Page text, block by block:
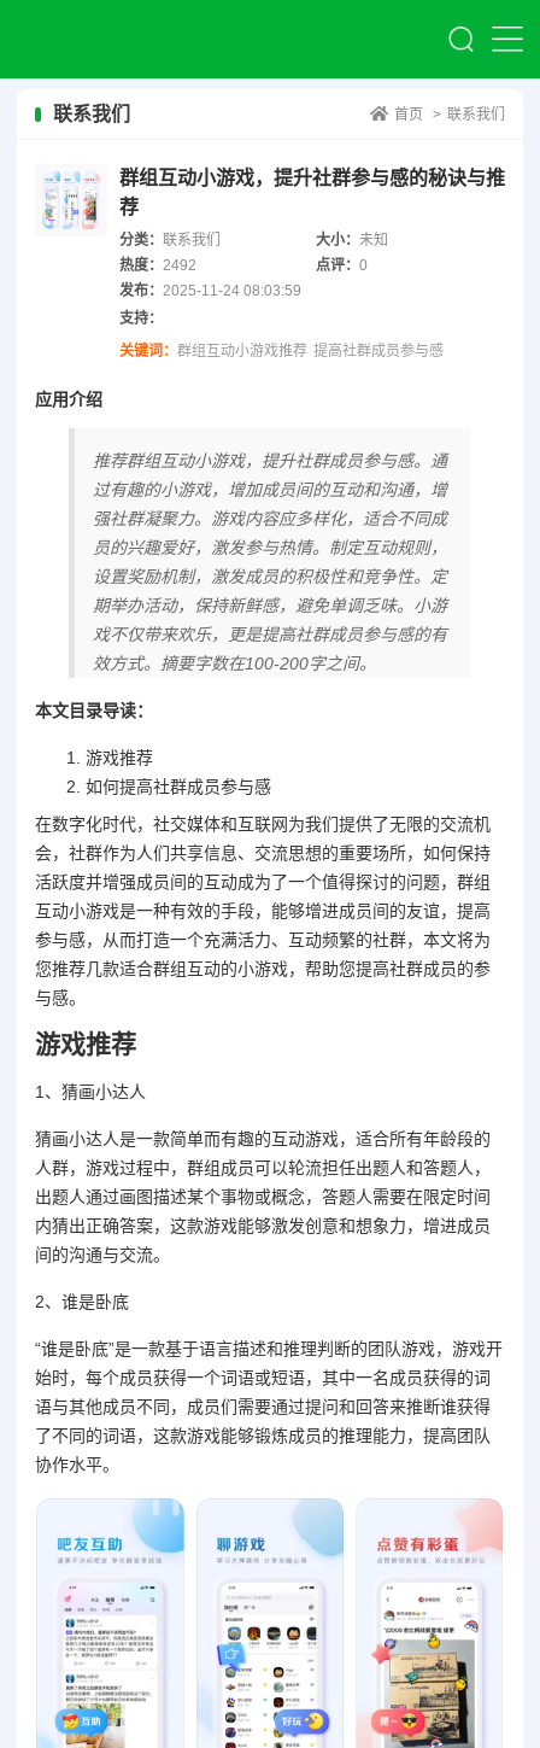
联系我们 首页 > 联系我们
群组互动小游戏，提升社群参与感的秘诀与推
荐
分类： 联系我们 大小：未知
热度： 2492 点评：0
发布： 2025-11-24 08:03:59
支持：
关键词： 群组互动小游戏推荐 提高社群成员参与感
应用介绍
推荐群组互动小游戏，提升社群成员参与感。通
过有趣的小游戏，增加成员间的互动和沟通，增
强社群凝聚力。游戏内容应多样化，适合不同成
员的兴趣爱好，激发参与热情。制定互动规则，
设置奖励机制，激发成员的积极性和竞争性。定
期举办活动，保持新鲜感，避免单调乏味。小游
戏不仅带来欢乐，更是提高社群成员参与感的有
效方式。摘要字数在100-200字之间。
本文目录导读：
游戏推荐
如何提高社群成员参与感
在数字化时代，社交媒体和互联网为我们提供了无限的交流机
会，社群作为人们共享信息、交流思想的重要场所，如何保持
活跃度并增强成员间的互动成为了一个值得探讨的问题，群组
互动小游戏是一种有效的手段，能够增进成员间的友谊，提高
参与感，从而打造一个充满活力、互动频繁的社群，本文将为
您推荐几款适合群组互动的小游戏，帮助您提高社群成员的参
与感。
游戏推荐
1、猜画小达人
猜画小达人是一款简单而有趣的互动游戏，适合所有年龄段的
人群，游戏过程中，群组成员可以轮流担任出题人和答题人，
出题人通过画图描述某个事物或概念，答题人需要在限定时间
内猜出正确答案，这款游戏能够激发创意和想象力，增进成员
间的沟通与交流。
2、谁是卧底
“谁是卧底”是一款基于语言描述和推理判断的团队游戏，游戏开
始时，每个成员获得一个词语或短语，其中一名成员获得的词
语与其他成员不同，成员们需要通过提问和回答来推断谁获得
了不同的词语，这款游戏能够锻炼成员的推理能力，提高团队
协作水平。